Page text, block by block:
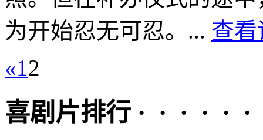
为开始忍无可忍。... 查看
«1 2
喜剧片排行 · · · · · ·